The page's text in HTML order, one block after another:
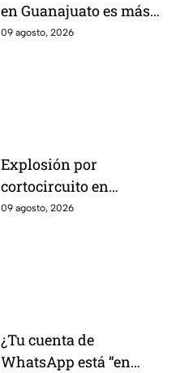
en Guanajuato es más
común de lo que cree y
09 agosto, 2026
Explosión por
cortocircuito en
registro subterráneo
09 agosto, 2026
¿Tu cuenta de
WhatsApp está “en